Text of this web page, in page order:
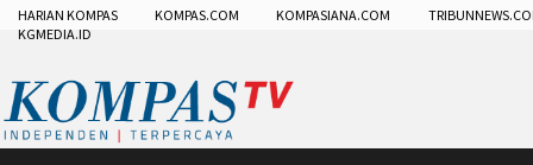
HARIAN KOMPAS KOMPAS.COM KOMPASIANA.COM
KGMEDIA.ID